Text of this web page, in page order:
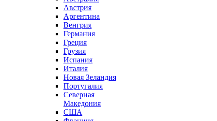
Австрия
Аргентина
Венгрия
Германия
Греция
Грузия
Испания
Италия
Новая Зеландия
Португалия
Северная
Македония
США